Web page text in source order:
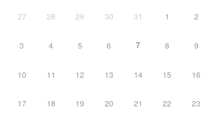
27 28 29 30 31 1 2
3 4 5 6 7 8 9
10 11 12 13 14 15 16
17 18 19 20 21 22 23